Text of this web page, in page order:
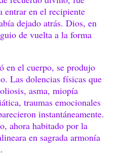
entrar en el recipiente
dejado atrás. Dios, en
de vuelta a la forma
en el cuerpo, se produjo
Las dolencias físicas que
asma, miopía
traumas emocionales
instantáneamente.
ahora habitado por la
en sagrada armonía